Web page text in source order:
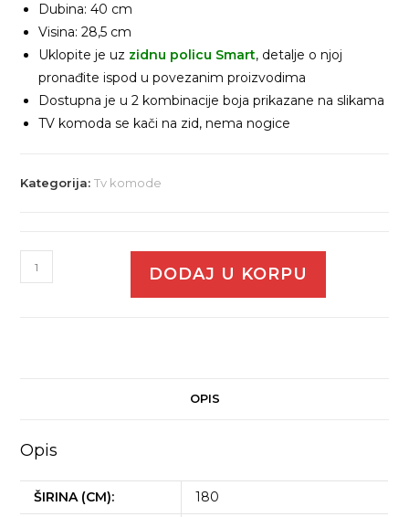
Dubina: 40 cm
Visina: 28,5 cm
Uklopite je uz zidnu policu Smart, detalje o njoj
pronađite ispod u povezanim proizvodima
Dostupna je u 2 kombinacije boja prikazane na slikama
TV komoda se kači na zid, nema nogice
Kategorija:Tv komode
DODAJ U KORPU
OPIS
Opis
ŠIRINA (CM):
180